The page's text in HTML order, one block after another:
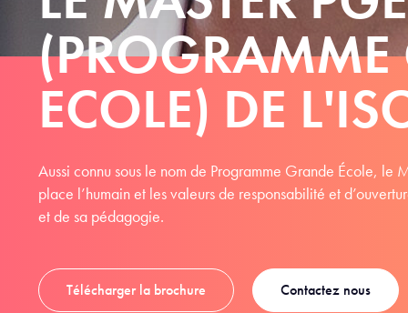
ECOLE) DE
Aussi connu sous le nom de Programme Grande École, le
place l’humain et les valeurs de responsabilité et
et de sa pédagogie.
Télécharger la brochure Contactez nous